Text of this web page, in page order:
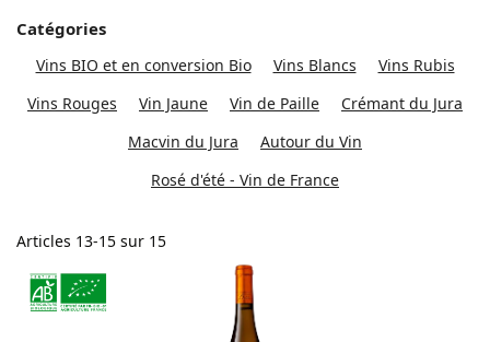
Articles 13-15 sur 15
Catégories
Vins BIO et en conversion Bio Vins Blancs
Vins Rubis
Vins Rouges
Vin Jaune Vin de Paille
Crémant du Jura
Macvin du Jura
Autour du Vin
Rosé d'été - Vin de France